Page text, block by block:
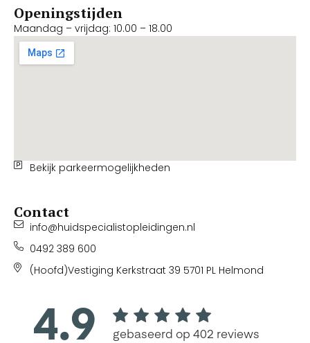
Openingstijden
Maandag – vrijdag: 10.00 – 18.00
Bekijk parkeermogelijkheden
Contact
info@huidspecialistopleidingen.nl
0492 389 600
(Hoofd)Vestiging Kerkstraat 39 5701 PL Helmond